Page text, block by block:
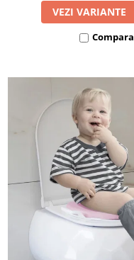
VEZI VARIANTE
Compara